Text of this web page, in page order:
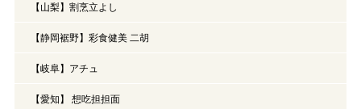
【山梨】割烹立よし
【静岡裾野】彩食健美 二胡
【岐阜】アチュ
【愛知】 想吃担担面